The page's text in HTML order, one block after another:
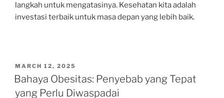
langkah untuk mengatasinya. Kesehatan kita adalah
investasi terbaik untuk masa depan yang lebih baik.
POSTED
ON
MARCH 12, 2025
Bahaya Obesitas: Penyebab yang Tepat
yang Perlu Diwaspadai